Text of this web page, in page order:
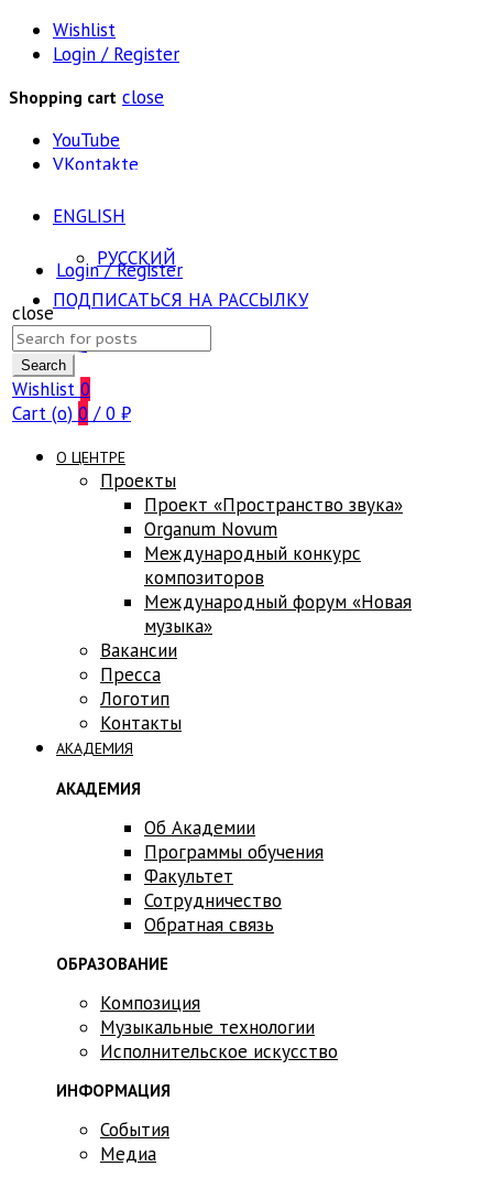
Wishlist
Login / Register
Shopping cart close
YouTube
VKontakte
ENGLISH
РУССКИЙ
ПОДПИСАТЬСЯ НА РАССЫЛКУ
FAQ
Login / Register
close
Search
for:
Search
Wishlist 0
Cart (o) 0 / 0 ₽
О ЦЕНТРЕ
Проекты
Проект «Пространство звука»
Оrganum Novum
Международный конкурс
композиторов
Международный форум «Новая
музыка»
Вакансии
Пресса
Логотип
Контакты
АКАДЕМИЯ
АКАДЕМИЯ
Об Академии
Программы обучения
Факультет
Сотрудничество
Обратная связь
ОБРАЗОВАНИЕ
Композиция
Музыкальные технологии
Исполнительское искусство
ИНФОРМАЦИЯ
События
Медиа